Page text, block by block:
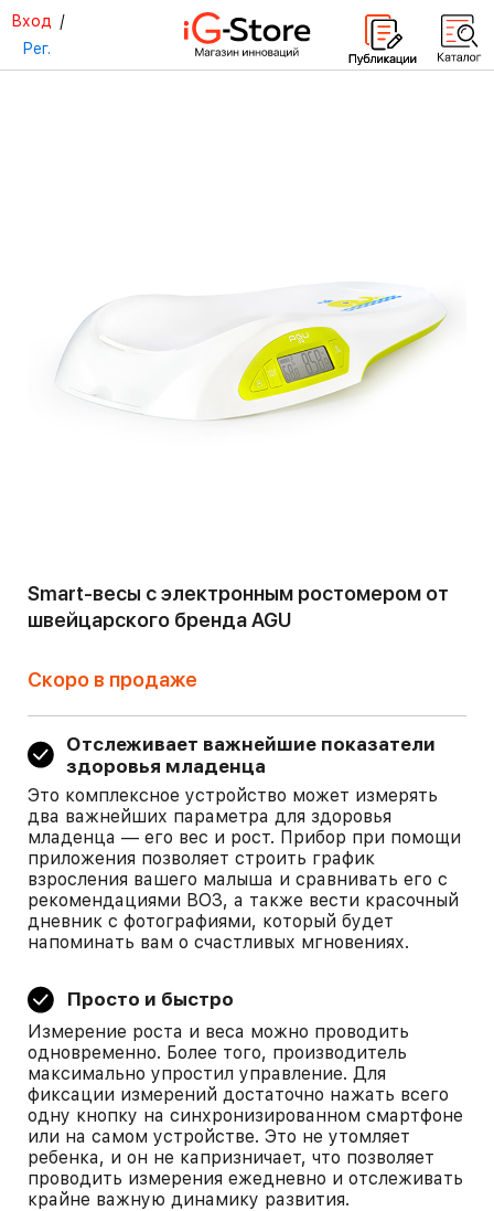
Вход /
Рег.
Smart-весы с электронным ростомером от
швейцарского бренда AGU
Скоро в продаже
Отслеживает важнейшие показатели
здоровья младенца
Это комплексное устройство может измерять
два важнейших параметра для здоровья
младенца — его вес и рост. Прибор при помощи
приложения позволяет строить график
взросления вашего малыша и сравнивать его с
рекомендациями ВОЗ, а также вести красочный
дневник с фотографиями, который будет
напоминать вам о счастливых мгновениях.
Просто и быстро
Измерение роста и веса можно проводить
одновременно. Более того, производитель
максимально упростил управление. Для
фиксации измерений достаточно нажать всего
одну кнопку на синхронизированном смартфоне
или на самом устройстве. Это не утомляет
ребенка, и он не капризничает, что позволяет
проводить измерения ежедневно и отслеживать
крайне важную динамику развития.